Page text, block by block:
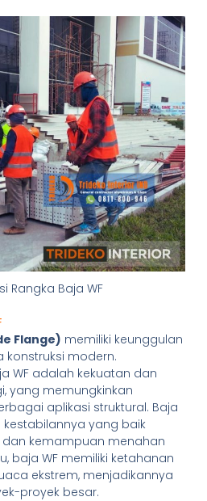
Rangka Baja WF
Flange) memiliki keunggulan
modern.
WF adalah kekuatan dan
yang memungkinkan
aplikasi struktural. Baja
kestabilannya yang baik
kemampuan menahan
baja WF memiliki ketahanan
ekstrem, menjadikannya
proyek besar.